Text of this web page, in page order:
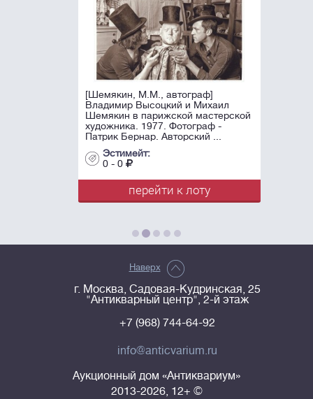
[Шемякин, М.М., автограф]
Владимир Высоцкий и Михаил
Шемякин в парижской мастерской
художника. 1977. Фотограф -
Патрик Бернар. Авторский ...
Эстимейт:
0 - 0
перейти к лоту
Наверх
г. Москва, Садовая-Кудринская, 25
"Антикварный центр", 2-й этаж
+7 (968) 744-64-92
info@anticvarium.ru
Аукционный дом «Антиквариум»
2013-2026, 12+ ©